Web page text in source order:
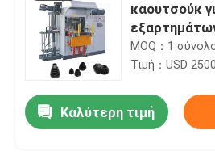
Αρχική Σελίδα
Προϊόντα
Βίντεο
καουτσούκ
MOQ：1
Τιμή：USD
Καλύτερη τιμή